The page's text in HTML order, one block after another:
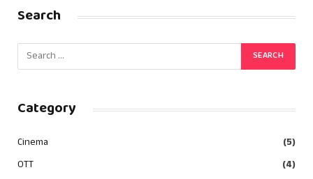
Search
Category
Cinema
(5)
OTT
(4)